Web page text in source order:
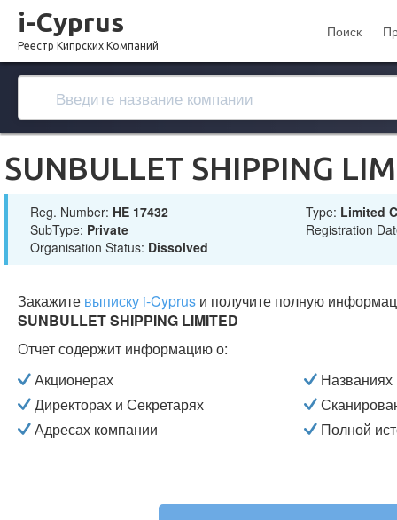
i-Cyprus
Реестр Кипрских Компаний
Поиск
SUNBULLET SHIPPING
Reg. Number: ΗΕ 17432 Type: Limited
SubType: Private
Registration
Organisation Status: Dissolved
Закажите выписку i-Cyprus и получите полную
SUNBULLET SHIPPING LIMITED
Отчет содержит информацию о:
Акционерах
Директорах и Секретарях
Адресах компании
Полной